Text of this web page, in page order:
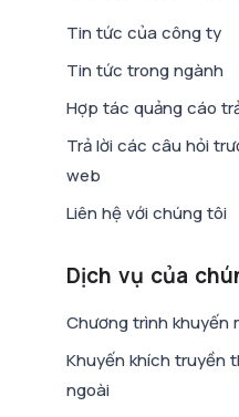
Tin tức của công ty
Tin tức trong ngành
Hợp tác quảng cáo
Trả lời các câu hỏi
web
Liên hệ với chúng tôi
Dịch vụ của
Chương trình khuyến
Khuyến khích truyền
ngoài